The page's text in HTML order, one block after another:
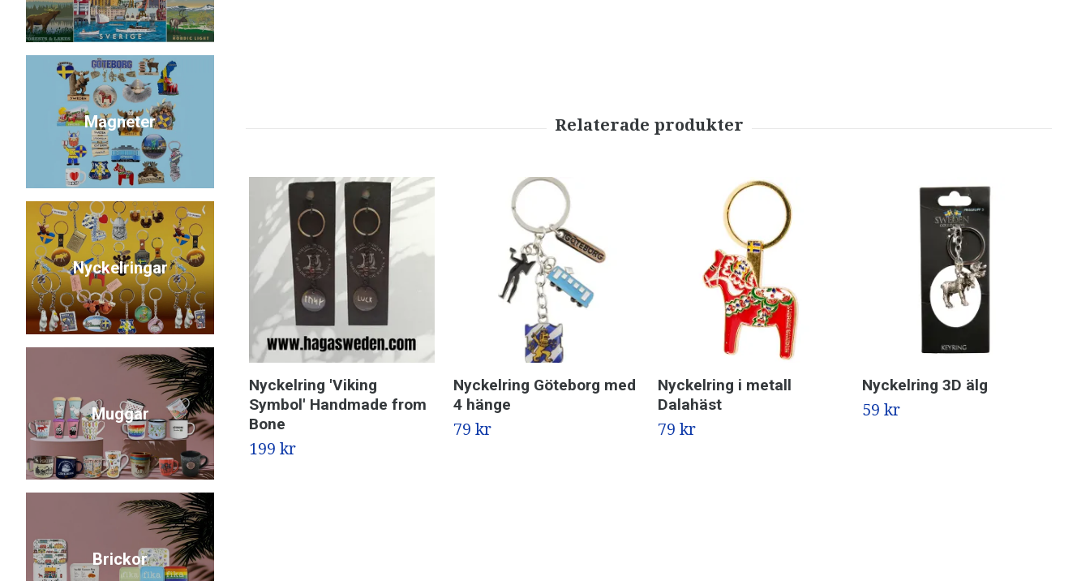
Magneter
Nyckelringar
Muggar
Brickor
Nyckelring 'Viking
Symbol' Handmade from
Bone
199 kr
Nyckelring Göteborg med
4 hänge
79 kr
Nyckelring i metall
Dalahäst
79 kr
Nyckelring 3D älg
59 kr